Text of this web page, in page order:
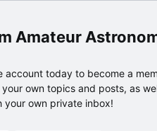
Amateur
account today to become a
own topics and posts, as
your own private inbox!